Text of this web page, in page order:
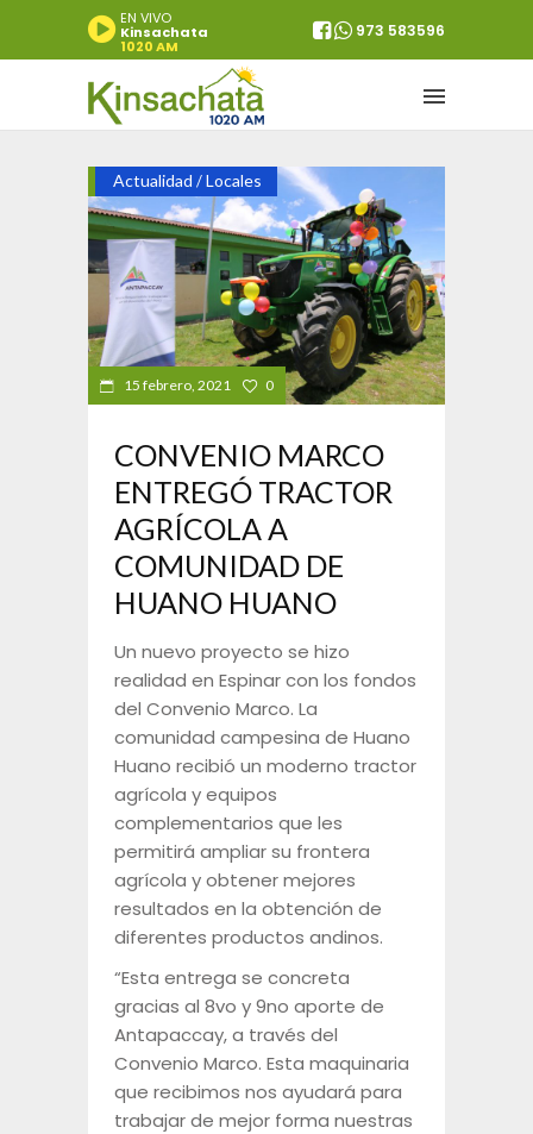
EN VIVO
Kinsachata
1020 AM
973 583596
Actualidad /Locales
15 febrero, 2021 0
CONVENIO MARCO
ENTREGÓ TRACTOR
AGRÍCOLA A
COMUNIDAD DE
HUANO HUANO
Un nuevo proyecto se hizo
realidad en Espinar con los fondos
del Convenio Marco. La
comunidad campesina de Huano
Huano recibió un moderno tractor
agrícola y equipos
complementarios que les
permitirá ampliar su frontera
agrícola y obtener mejores
resultados en la obtención de
diferentes productos andinos.
“Esta entrega se concreta
gracias al 8vo y 9no aporte de
Antapaccay, a través del
Convenio Marco. Esta maquinaria
que recibimos nos ayudará para
trabajar de mejor forma nuestras